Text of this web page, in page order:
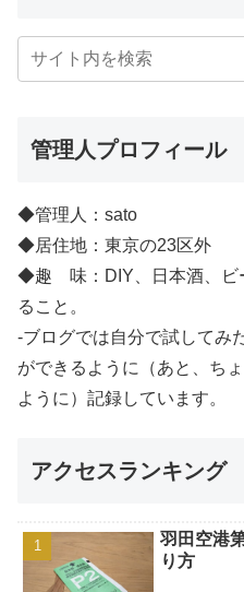
管理人プロフィール
◆管理人：sato
◆居住地：東京の23区外
◆趣 味：DIY、日本酒、ビ
ること。
-ブログでは自分で試してみ
ができるように（あと、ち
ように）記録しています。
アクセスランキング
羽田空港
り方